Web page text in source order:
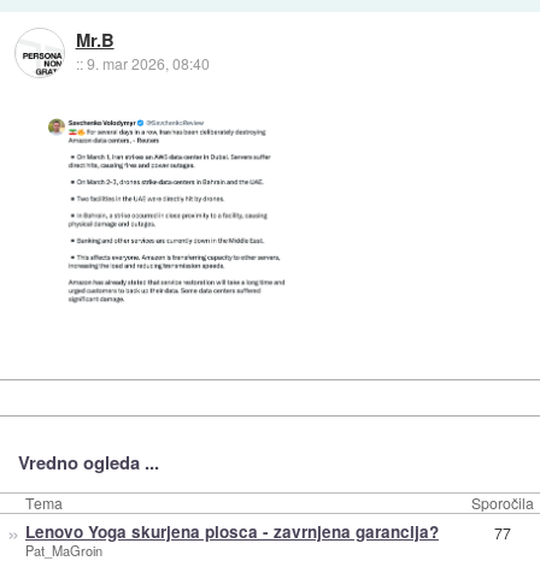
Mr.B
::9. mar 2026, 08:40
Vredno ogleda ...
Tema Sporočila
» Lenovo Yoga skurjena plosca - zavrnjena garancija?
Pat_MaGroin
77